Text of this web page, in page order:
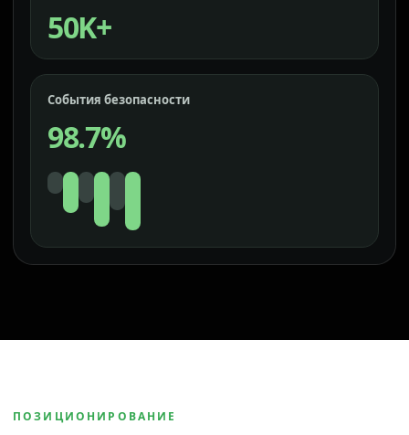
50K+
События безопасности
98.7%
ПОЗИЦИОНИРОВАНИЕ